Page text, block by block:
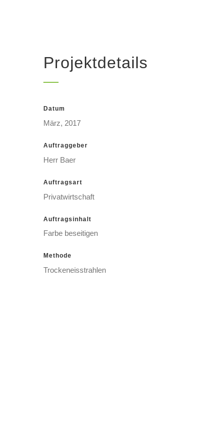
Projektdetails
Datum
März, 2017
Auftraggeber
Herr Baer
Auftragsart
Privatwirtschaft
Auftragsinhalt
Farbe beseitigen
Methode
Trockeneisstrahlen